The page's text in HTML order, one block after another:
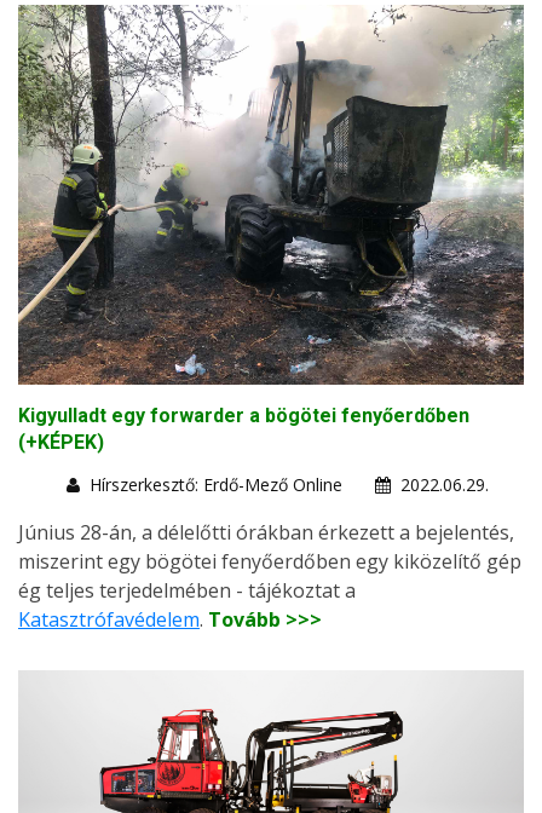
Kigyulladt egy forwarder a bögötei fenyőerdőben
(+KÉPEK)
Hírszerkesztő: Erdő-Mező Online
2022.06.29.
Június 28-án, a délelőtti órákban érkezett a bejelentés,
miszerint egy bögötei fenyőerdőben egy kiközelítő gép
ég teljes terjedelmében - tájékoztat a
Katasztrófavédelem. Tovább >>>